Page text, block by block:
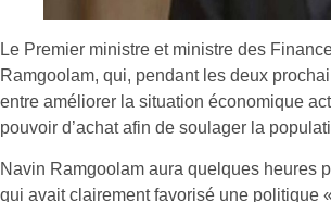
Le Premier ministre et ministre des
Ramgoolam, qui, pendant les deux
entre améliorer la situation économique
pouvoir d’achat afin de soulager la
Navin Ramgoolam aura quelques heures
qui avait clairement favorisé une politique